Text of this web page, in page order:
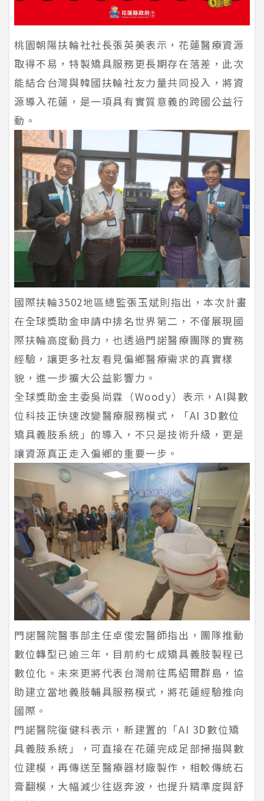
桃園朝陽扶輪社社長張英美表示，花蓮醫療資源
取得不易，特製矯具服務更長期存在落差，此次
能結合台灣與韓國扶輪社友力量共同投入，將資
源導入花蓮，是一項具有實質意義的跨國公益行
動。
國際扶輪3502地區總監張玉斌則指出，本次計畫
在全球獎助金申請中排名世界第二，不僅展現國
際扶輪高度動員力，也透過門諾醫療團隊的實務
經驗，讓更多社友看見偏鄉醫療需求的真實樣
貌，進一步擴大公益影響力。
全球獎助金主委吳尚霖（Woody）表示，AI與數
位科技正快速改變醫療服務模式，「AI 3D數位
矯具義肢系統」的導入，不只是技術升級，更是
讓資源真正走入偏鄉的重要一步。
門諾醫院醫事部主任卓俊宏醫師指出，團隊推動
數位轉型已逾三年，目前約七成矯具義肢製程已
數位化。未來更將代表台灣前往馬紹爾群島，協
助建立當地義肢輔具服務模式，將花蓮經驗推向
國際。
門諾醫院復健科表示，新建置的「AI 3D數位矯
具義肢系統」，可直接在花蓮完成足部掃描與數
位建模，再傳送至醫療器材廠製作，相較傳統石
膏翻模，大幅減少往返奔波，也提升精準度與舒